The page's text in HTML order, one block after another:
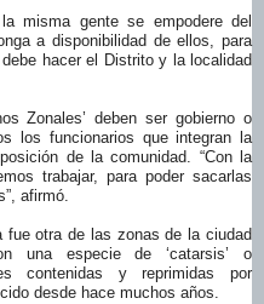
misma gente se empodere del
a disponibilidad de ellos, para
hacer el Distrito y la localidad
Zonales’ deben ser gobierno o
los funcionarios que integran la
de la comunidad. “Con la
trabajar, para poder sacarlas
afirmó.
otra de las zonas de la ciudad
una especie de ‘catarsis’ o
contenidas y reprimidas por
desde hace muchos años.